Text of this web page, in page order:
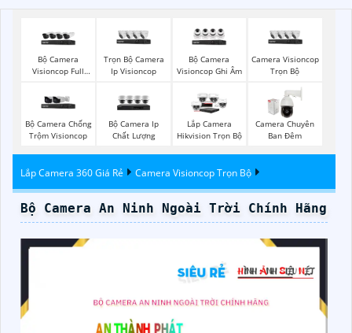
Bộ Camera
Visioncop Full
Trọn Bộ Camera
Ip Visioncop
Bộ Camera
Visioncop Ghi Âm
Camera Visioncop
Trọn Bộ
Bộ Camera Chống
Trộm Visioncop
Bộ Camera Ip
Chất Lượng
Lắp Camera
Hikvision Trọn Bộ
Camera Chuyên
Ban Đêm
Lắp Camera 360 Giá Rẻ Camera Visioncop Trọn Bộ
Bộ Camera An Ninh Ngoài Trời Chính Hãng